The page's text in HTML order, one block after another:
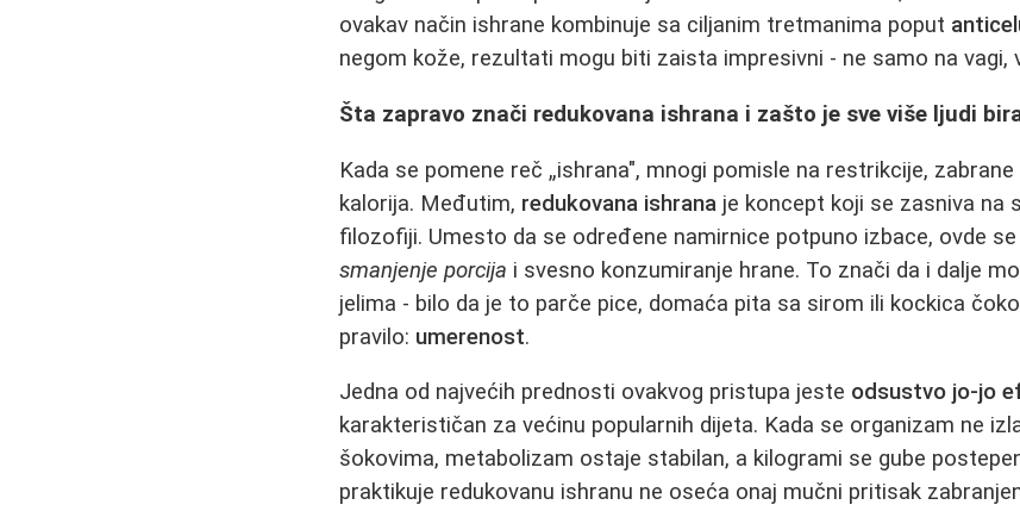
ovakav način ishrane kombinuje sa ciljanim tretmanima poput
negom kože, rezultati mogu biti zaista impresivni - ne samo na vagi,
Šta zapravo znači redukovana ishrana i zašto je sve više ljudi
Kada se pomene reč „ishrana", mnogi pomisle na restrikcije,
kalorija. Međutim, redukovana ishrana je koncept koji se zasniva na
filozofiji. Umesto da se određene namirnice potpuno izbace, ovde
smanjenje porcija i svesno konzumiranje hrane. To znači da i dalje
jelima - bilo da je to parče pice, domaća pita sa sirom ili kockica
pravilo: umerenost.
Jedna od najvećih prednosti ovakvog pristupa jeste odsustvo jo-jo
karakterističan za većinu popularnih dijeta. Kada se organizam ne
šokovima, metabolizam ostaje stabilan, a kilogrami se gube
praktikuje redukovanu ishranu ne oseća onaj mučni pritisak